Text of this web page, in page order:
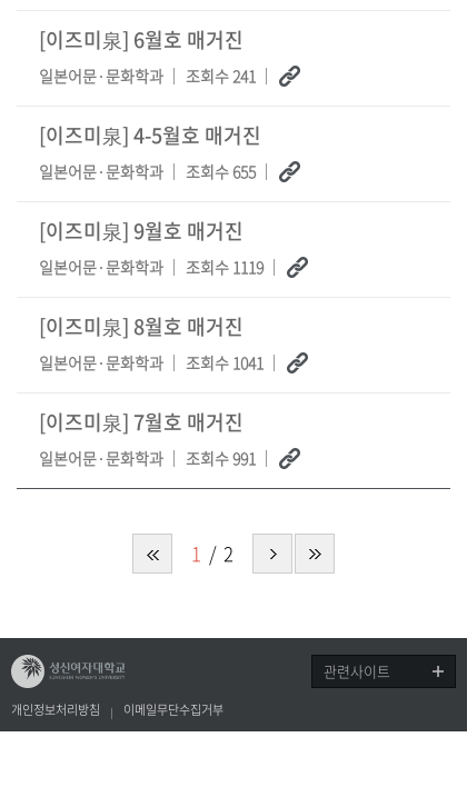
[이즈미泉] 6월호 매거진
일본어문·문화학과 조회수 241
[이즈미泉] 4-5월호 매거진
일본어문·문화학과 조회수 655
[이즈미泉] 9월호 매거진
일본어문·문화학과 조회수 1119
[이즈미泉] 8월호 매거진
일본어문·문화학과 조회수 1041
[이즈미泉] 7월호 매거진
일본어문·문화학과 조회수 991
1 2
개인정보처리방침 이메일무단수집거부
관련사이트